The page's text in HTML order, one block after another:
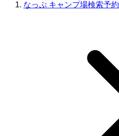
なっぷ キャンプ場検索予約